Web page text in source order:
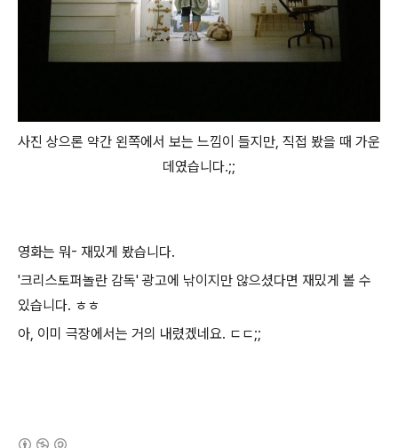
사진 상으론 약간 왼쪽에서 보는 느낌이 들지만, 직접 봤을 때 가운
데였습니다.;;
영화는 뭐- 재밌게 봤습니다.
'크리스토퍼놀란 감독' 광고에 낚이지만 않으셨다면 재밌게 볼 수
있습니다. ㅎㅎ
아, 이미 극장에서는 거의 내렸겠네요. ㄷㄷ;;